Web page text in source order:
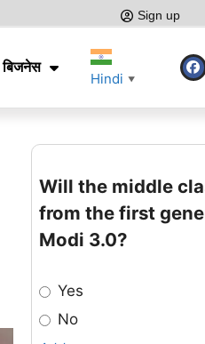
Sign up
बिजनेस
Hindi ▼
Will the middle
from the first
Modi 3.0?
Yes
No